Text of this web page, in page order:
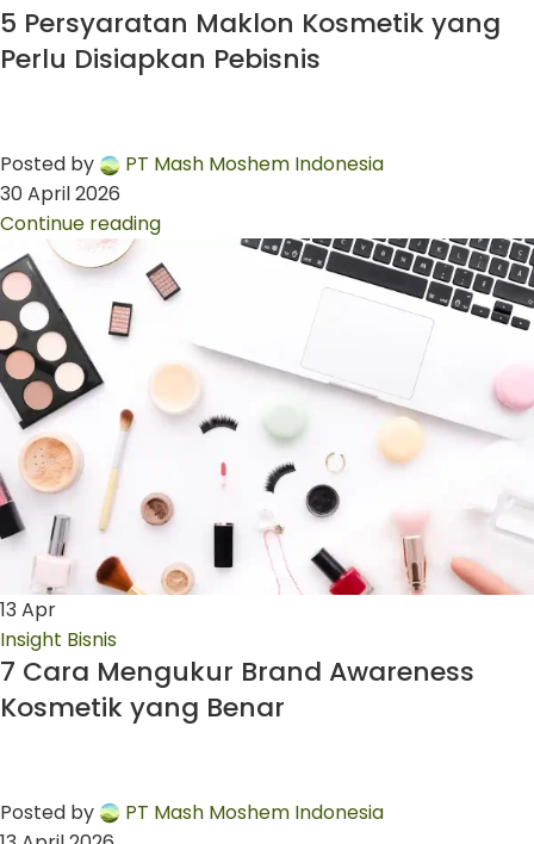
5 Persyaratan Maklon Kosmetik yang
Perlu Disiapkan Pebisnis
Posted by
PT Mash Moshem Indonesia
30 April 2026
Continue reading
13 Apr
Insight Bisnis
7 Cara Mengukur Brand Awareness
Kosmetik yang Benar
Posted by
PT Mash Moshem Indonesia